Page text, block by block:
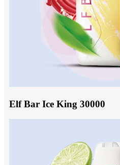
Elf Bar Ice King 30000